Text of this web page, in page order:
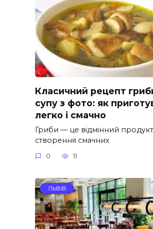
Класичний рецепт
супу з фото: як
легко і смачно
Гриби — це відмінний
створення смачних
0 11
ЛЬВІВ